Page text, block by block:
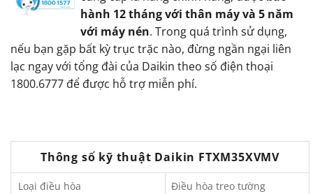
hành 12 tháng với thân máy và 5 năm
với máy nén. Trong quá trình sử dụng,
nếu bạn gặp bất kỳ trục trặc nào, đừng ngần ngại liên
lạc ngay với tổng đài của Daikin theo số điện thoại
1800.6777 để được hỗ trợ miễn phí.
Thông số kỹ thuật Daikin FTXM35XVMV
Loại điều hòa Điều hòa treo tường